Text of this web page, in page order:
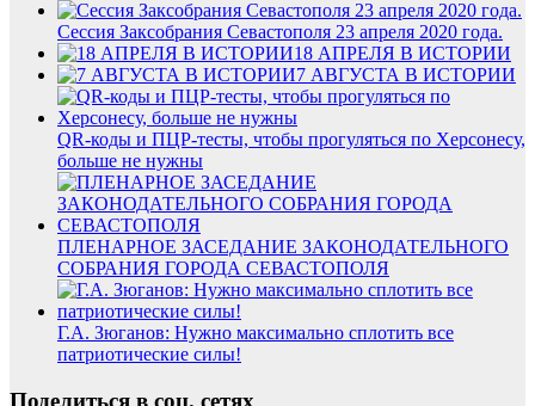
Сессия Заксобрания Севастополя 23 апреля 2020 года.
18 АПРЕЛЯ В ИСТОРИИ
7 АВГУСТА В ИСТОРИИ
QR-коды и ПЦР-тесты, чтобы прогуляться по Херсонесу,
больше не нужны
ПЛЕНАРНОЕ ЗАСЕДАНИЕ ЗАКОНОДАТЕЛЬНОГО
СОБРАНИЯ ГОРОДА СЕВАСТОПОЛЯ
Г.А. Зюганов: Нужно максимально сплотить все
патриотические силы!
Поделиться в соц. сетях